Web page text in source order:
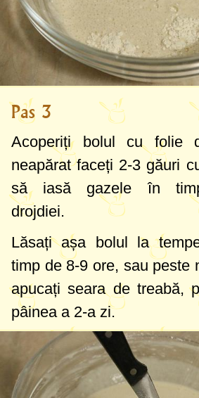
Pas 3
Acoperiți bolul cu folie
neapărat faceți 2-3 găuri
să iasă gazele în
drojdiei.
Lăsați așa bolul la
timp de 8-9 ore, sau peste
apucați seara de treabă,
pâinea a 2-a zi.